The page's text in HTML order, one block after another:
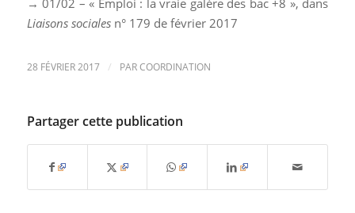
Liaisons sociales n° 179 de février 2017
28 FÉVRIER 2017 / PARCOORDINATION
Partager cette publication